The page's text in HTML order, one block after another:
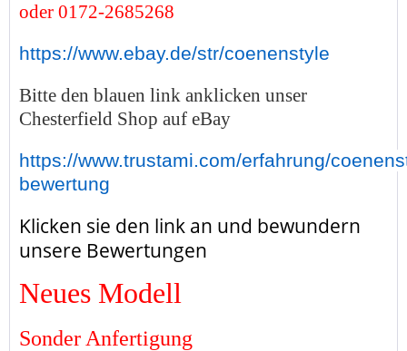
oder 0172-2685268
https://www.ebay.de/str/coenenstyle
Bitte den blauen link anklicken unser
Chesterfield Shop auf eBay
https://www.trustami.com/erfahrung/
bewertung
Klicken sie den link an und bewundern
unsere Bewertungen
Neues Modell
Sonder Anfertigung